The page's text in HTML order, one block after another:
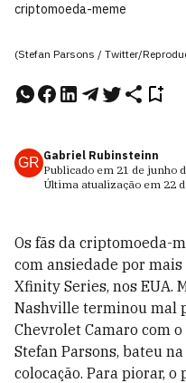
criptomoeda-meme
(Stefan Parsons / Twitter/
GR Gabriel Rubinsteinn
Publicado em 21 de junho
Última atualização em 22
Os fãs da criptomoeda-
com ansiedade por
Xfinity Series, nos EUA.
Nashville terminou mal
Chevrolet Camaro com
Stefan Parsons, bateu
colocação. Para piorar, o